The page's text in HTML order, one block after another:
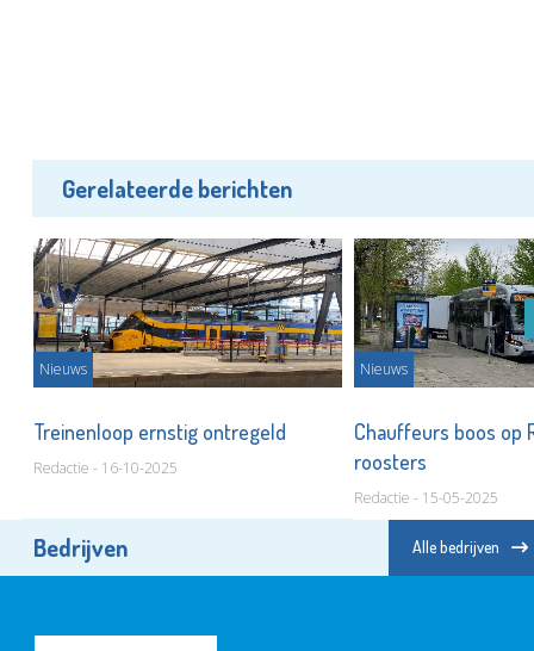
Gerelateerde berichten
Nieuws
Treinenloop ernstig ontregeld
Redactie - 16-10-2025
Nieuws
Chauffeurs boos op
roosters
Redactie - 15-05-2025
Bedrijven Alle bedrijven